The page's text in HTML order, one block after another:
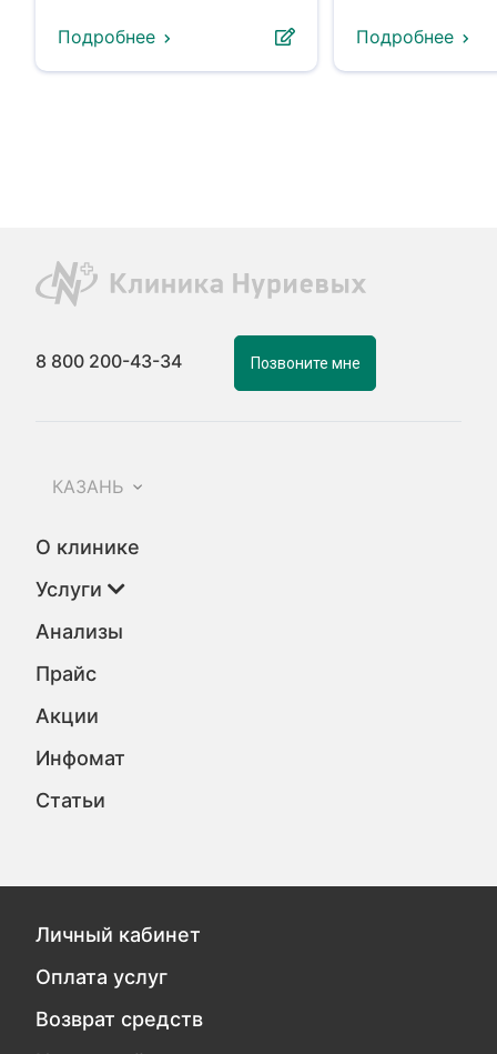
Подробнее Подробнее
8 800 200-43-34 Позвоните мне
КАЗАНЬ
О клинике
Услуги
Анализы
Прайс
Акции
Инфомат
Статьи
Личный кабинет
Оплата услуг
Возврат средств